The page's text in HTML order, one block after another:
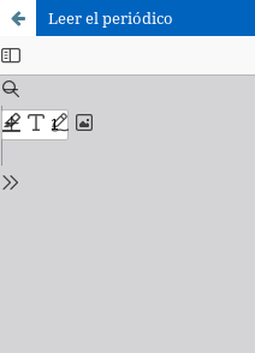
Leer el periódico